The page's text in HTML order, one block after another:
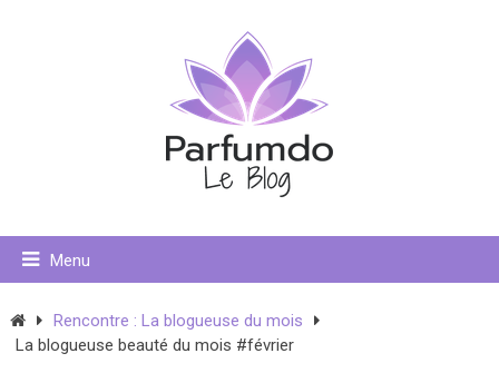
Menu
Rencontre : La blogueuse du mois
La blogueuse beauté du mois #février